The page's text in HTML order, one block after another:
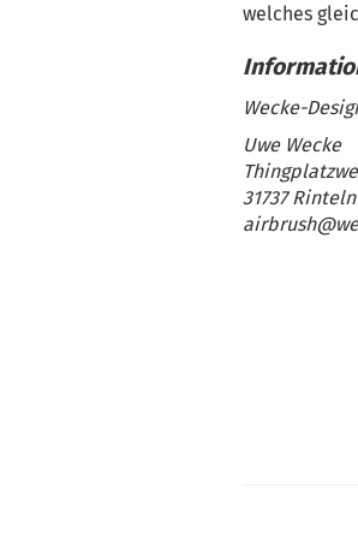
welches
Wecke-
Uwe Wecke
31737 Rinteln